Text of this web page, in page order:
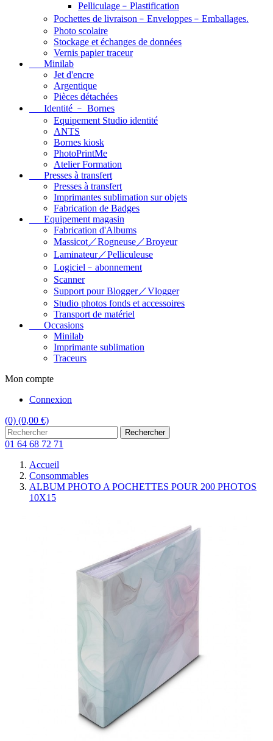
Pelliculage﹣Plastification
Pochettes de livraison﹣Enveloppes﹣Emballages.
Photo scolaire
Stockage et échanges de données
Vernis papier traceur
Minilab
Jet d'encre
Argentique
Pièces détachées
Identité ﹣ Bornes
Equipement Studio identité
ANTS
Bornes kiosk
PhotoPrintMe
Atelier Formation
Presses à transfert
Presses à transfert
Imprimantes sublimation sur objets
Fabrication de Badges
Equipement magasin
Fabrication d'Albums
Massicot／Rogneuse／Broyeur
Laminateur／Pelliculeuse
Logiciel﹣abonnement
Scanner
Support pour Blogger／Vlogger
Studio photos fonds et accessoires
Transport de matériel
Occasions
Minilab
Imprimante sublimation
Traceurs
Mon compte
Connexion
(0) (0,00 €)
Rechercher
01 64 68 72 71
Accueil
Consommables
ALBUM PHOTO A POCHETTES POUR 200 PHOTOS
10X15